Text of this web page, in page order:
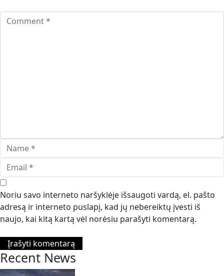
Noriu savo interneto naršyklėje išsaugoti vardą, el. pašto
adresą ir interneto puslapį, kad jų nebereiktų įvesti iš
naujo, kai kitą kartą vėl norėsiu parašyti komentarą.
Recent News